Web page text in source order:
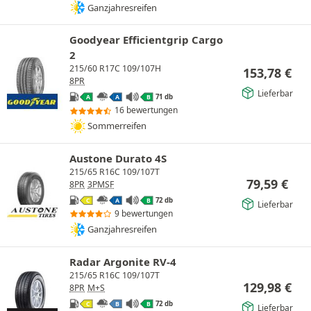
Ganzjahresreifen
Goodyear Efficientgrip Cargo
2
215/60 R17C 109/107H
8PR
A A B 71 db
16 bewertungen
Sommerreifen
153,78 €
Lieferbar
Austone Durato 4S
215/65 R16C 109/107T
8PR 3PMSF
C A B 72 db
9 bewertungen
Ganzjahresreifen
79,59 €
Lieferbar
Radar Argonite RV-4
215/65 R16C 109/107T
8PR M+S
C B B 72 db
129,98 €
Lieferbar